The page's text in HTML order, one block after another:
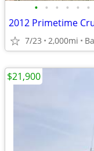
• • • • • •
2012 Primetime
7/23 2,000mi
$21,900